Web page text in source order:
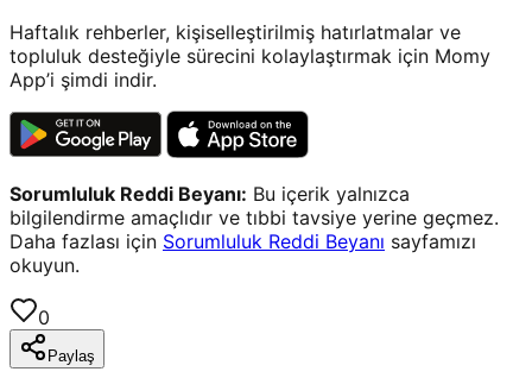
Haftalık rehberler, kişiselleştirilmiş hatırlatmalar ve
topluluk desteğiyle sürecini kolaylaştırmak için Momy
App’i şimdi indir.
Sorumluluk Reddi Beyanı: Bu içerik yalnızca
bilgilendirme amaçlıdır ve tıbbi tavsiye yerine geçmez.
Daha fazlası için Sorumluluk Reddi Beyanı sayfamızı
okuyun.
0
Paylaş